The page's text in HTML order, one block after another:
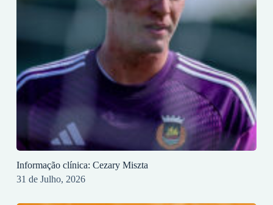
Informação clínica: Cezary Miszta
31 de Julho, 2026